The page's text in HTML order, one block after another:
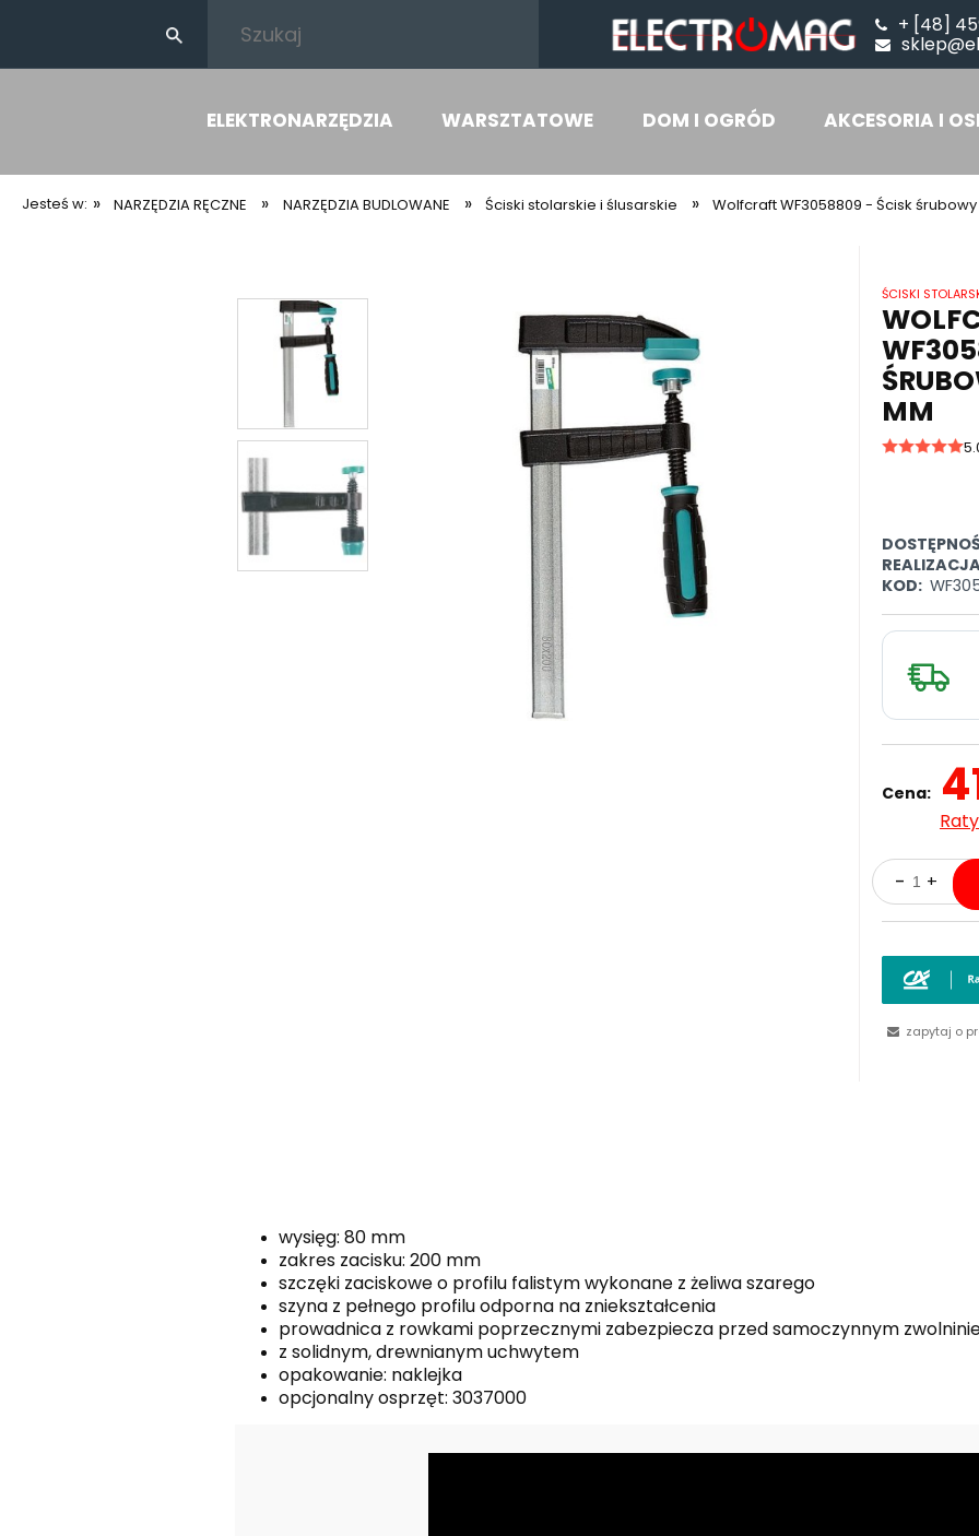
+ [48]
ELEKTRONARZĘDZIA WARSZTATOWE DOM I OGRÓD AKCESORIA I
Jesteś w: » NARZĘDZIA RĘCZNE » NARZĘDZIA BUDLOWANE » Ściski stolarskie i ślusarskie » Wolfcraft WF3058809 - Ścisk
ŚCISKI
MM
KOD:
Cena:
zapytaj o
wysięg: 80 mm
zakres zacisku: 200 mm
szczęki zaciskowe o profilu falistym wykonane z żeliwa szarego
szyna z pełnego profilu odporna na zniekształcenia
prowadnica z rowkami poprzecznymi zabezpiecza przed samoczynnym
z solidnym, drewnianym uchwytem
opakowanie: naklejka
opcjonalny osprzęt: 3037000